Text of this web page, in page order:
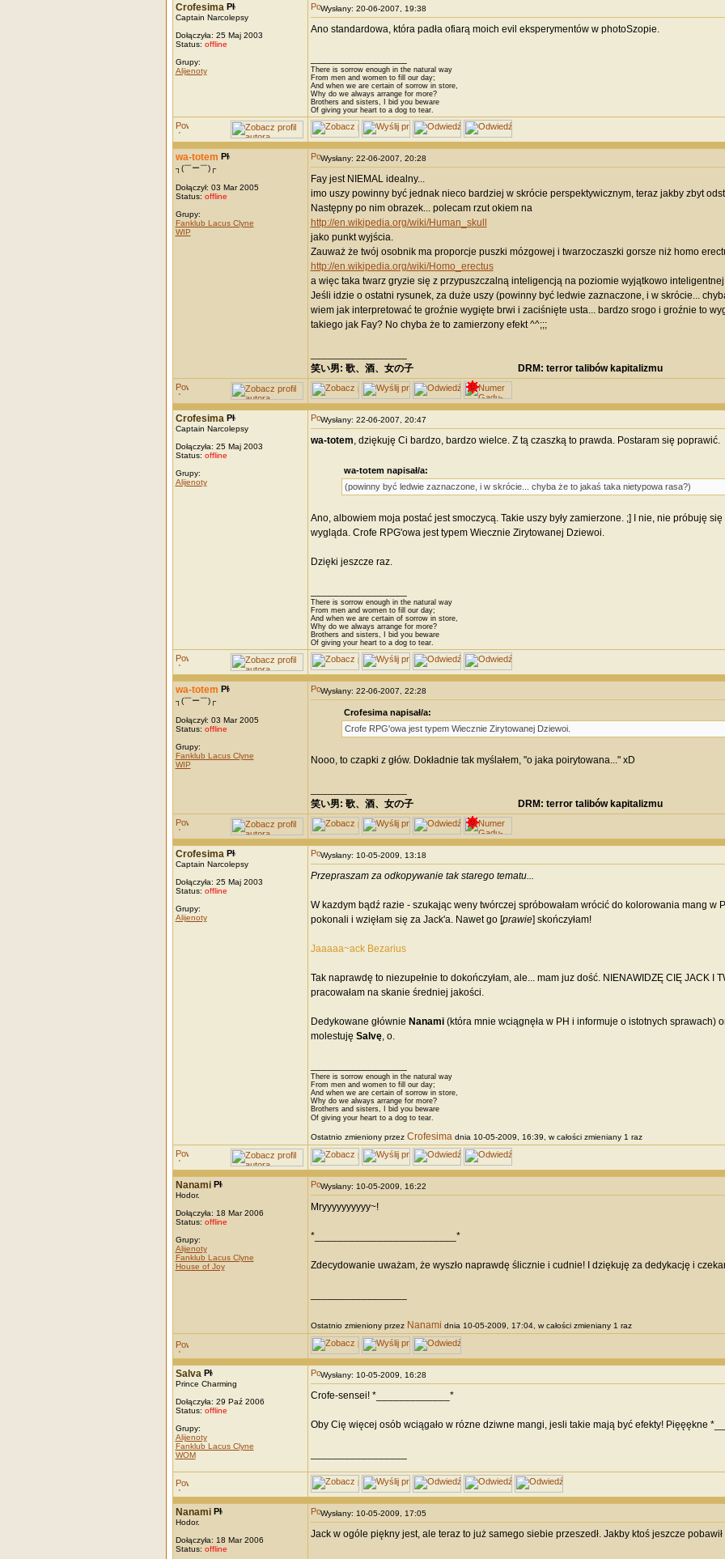
Crofesima
Captain Narcolepsy
Dołączyła: 25 Maj 2003
Status: offline
Grupy:
Alijenoty
Wysłany: 20-06-2007, 19:38
Ano standardowa, która padła ofiarą moich evil eksperymentów w photoSzopie.
There is sorrow enough in the natural way
From men and women to fill our day;
And when we are certain of sorrow in store,
Why do we always arrange for more?
Brothers and sisters, I bid you beware
Of giving your heart to a dog to tear.
wa-totem
┐(￣ー￣)┌
Dołączył: 03 Mar 2005
Status: offline
Grupy:
Fanklub Lacus Clyne
WIP
Wysłany: 22-06-2007, 20:28
Fay jest NIEMAL idealny...
imo uszy powinny być jednak nieco bardziej w skrócie perspektywicznym, teraz jakby zbyt
Następny po nim obrazek... polecam rzut okiem na
http://en.wikipedia.org/wiki/Human_skull
jako punkt wyjścia.
Zauważ że twój osobnik ma proporcje puszki mózgowej i twarzoczaszki gorsze niż homo
http://en.wikipedia.org/wiki/Homo_erectus
a więc taka twarz gryzie się z przypuszczalną inteligencją na poziomie wyjątkowo inteligentnej
Jeśli idzie o ostatni rysunek, za duże uszy (powinny być ledwie zaznaczone, i w skrócie...
wiem jak interpretować te groźnie wygięte brwi i zaciśnięte usta... bardzo srogo i groźnie to
takiego jak Fay? No chyba że to zamierzony efekt ^^;;;
笑い男: 歌、酒、女の子 DRM: terror talibów kapitalizmu
Crofesima
Captain Narcolepsy
Dołączyła: 25 Maj 2003
Status: offline
Grupy:
Alijenoty
Wysłany: 22-06-2007, 20:47
wa-totem, dziękuję Ci bardzo, bardzo wielce. Z tą czaszką to prawda. Postaram się poprawić.
wa-totem napisał/a:
(powinny być ledwie zaznaczone, i w skrócie... chyba że to jakaś taka nietypowa rasa?)
Ano, albowiem moja postać jest smoczycą. Takie uszy były zamierzone. ;] I nie, nie próbuję
wygląda. Crofe RPG'owa jest typem Wiecznie Zirytowanej Dziewoi.
Dzięki jeszcze raz.
There is sorrow enough in the natural way
From men and women to fill our day;
And when we are certain of sorrow in store,
Why do we always arrange for more?
Brothers and sisters, I bid you beware
Of giving your heart to a dog to tear.
wa-totem
┐(￣ー￣)┌
Dołączył: 03 Mar 2005
Status: offline
Grupy:
Fanklub Lacus Clyne
WIP
Wysłany: 22-06-2007, 22:28
Crofesima napisał/a:
Crofe RPG'owa jest typem Wiecznie Zirytowanej Dziewoi.
Nooo, to czapki z głów. Dokładnie tak myślałem, "o jaka poirytowana..." xD
笑い男: 歌、酒、女の子 DRM: terror talibów kapitalizmu
Crofesima
Captain Narcolepsy
Dołączyła: 25 Maj 2003
Status: offline
Grupy:
Alijenoty
Wysłany: 10-05-2009, 13:18
Przepraszam za odkopywanie tak starego tematu...
W kazdym bądź razie - szukając weny twórczej spróbowałam wrócić do kolorowania mang w
pokonali i wzięłam się za Jack'a. Nawet go [prawie] skończyłam!
Jaaaaa~ack Bezarius
Tak naprawdę to niezupełnie to dokończyłam, ale... mam juz dość. NIENAWIDZĘ CIĘ JACK I
pracowałam na skanie średniej jakości.
Dedykowane głównie Nanami (która mnie wciągnęła w PH i informuje o istotnych sprawach)
molestuję Salvę, o.
There is sorrow enough in the natural way
From men and women to fill our day;
And when we are certain of sorrow in store,
Why do we always arrange for more?
Brothers and sisters, I bid you beware
Of giving your heart to a dog to tear.
Ostatnio zmieniony przez Crofesima dnia 10-05-2009, 16:39, w całości zmieniany 1 raz
Nanami
Hodor.
Dołączyła: 18 Mar 2006
Status: offline
Grupy:
Alijenoty
Fanklub Lacus Clyne
House of Joy
Wysłany: 10-05-2009, 16:22
Mryyyyyyyyyy~!
*_________________________*
Zdecydowanie uważam, że wyszło naprawdę ślicznie i cudnie! I dziękuję za dedykację i
Ostatnio zmieniony przez Nanami dnia 10-05-2009, 17:04, w całości zmieniany 1 raz
Salva
Prince Charming
Dołączyła: 29 Paź 2006
Status: offline
Grupy:
Alijenoty
Fanklub Lacus Clyne
WOM
Wysłany: 10-05-2009, 16:28
Crofe-sensei! *_____________*
Oby Cię więcej osób wciągało w rózne dziwne mangi, jesli takie mają być efekty! Pięęękne
Nanami
Hodor.
Dołączyła: 18 Mar 2006
Status: offline
Wysłany: 10-05-2009, 17:05
Jack w ogóle piękny jest, ale teraz to już samego siebie przeszedł. Jakby ktoś jeszcze